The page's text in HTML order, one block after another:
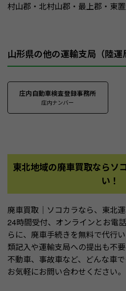
村山郡・北村山郡・最上郡・東
山形県の他の運輸支局（陸運
庄内自動車検査登録事務所
庄内ナンバー
東北地域の廃車買取ならソ
い！
廃車買取｜ソコカラなら、東北
24時間受付、オンラインとお電
らに、廃車手続きを無料で代行
類記入や運輸支局への提出も不
不動車、事故車など、どんな車
お気軽にお問い合わせください。